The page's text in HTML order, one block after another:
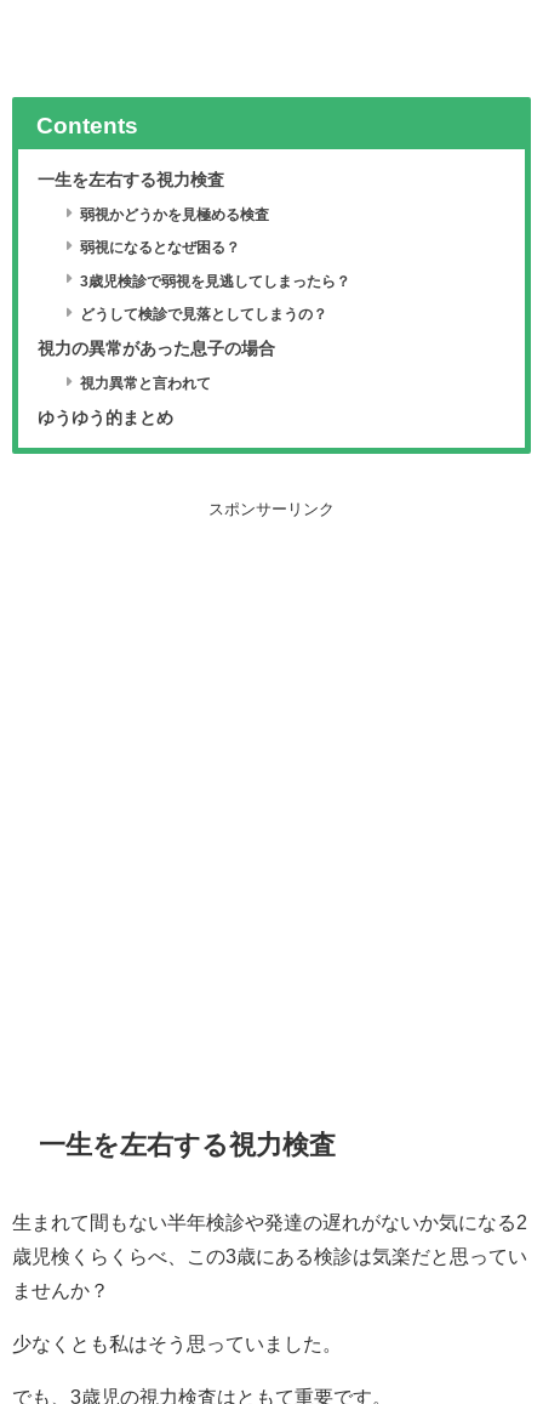
Contents
一生を左右する視力検査
弱視かどうかを見極める検査
弱視になるとなぜ困る？
3歳児検診で弱視を見逃してしまったら？
どうして検診で見落としてしまうの？
視力の異常があった息子の場合
視力異常と言われて
ゆうゆう的まとめ
スポンサーリンク
一生を左右する視力検査
生まれて間もない半年検診や発達の遅れがないか気になる2
歳児検くらくらべ、この3歳にある検診は気楽だと思ってい
ませんか？
少なくとも私はそう思っていました。
でも、3歳児の視力検査はともて重要です。